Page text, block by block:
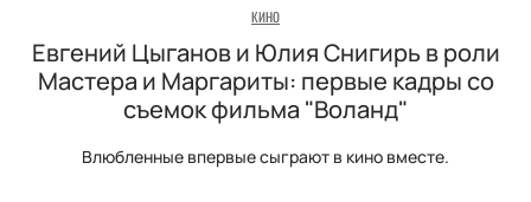
КИНО
Евгений Цыганов и Юлия Снигирь в роли
Мастера и Маргариты: первые кадры со
съемок фильма "Воланд"
Влюбленные впервые сыграют в кино вместе.